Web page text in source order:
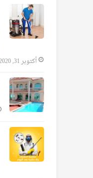
أكتوبر 31, 2020